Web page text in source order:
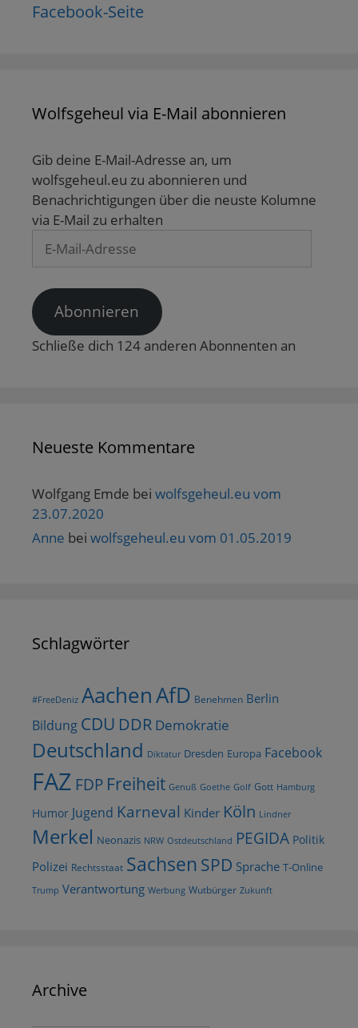
Facebook-Seite
Wolfsgeheul via E-Mail abonnieren
Gib deine E-Mail-Adresse an, um
wolfsgeheul.eu zu abonnieren und
Benachrichtigungen über die neuste Kolumne
via E-Mail zu erhalten
Mail-
Abonnieren
Schließe dich 124 anderen Abonnenten an
Neueste Kommentare
Wolfgang Emde bei wolfsgeheul.eu vom
23.07.2020
Anne bei wolfsgeheul.eu vom 01.05.2019
Schlagwörter
#FreeDeniz AachenAfD Benehmen Berlin
Bildung CDU DDR Demokratie
Deutschland Diktatur Dresden Europa Facebook
FAZ FDP Freiheit Genuß Goethe Golf Gott Hamburg
Humor Jugend Karneval Kinder Köln Lindner
Merkel Neonazis NRW Ostdeutschland PEGIDA Politik
Polizei Rechtsstaat Sachsen SPD Sprache T-Online
Trump Verantwortung Werbung Wutbürger Zukunft
Archive